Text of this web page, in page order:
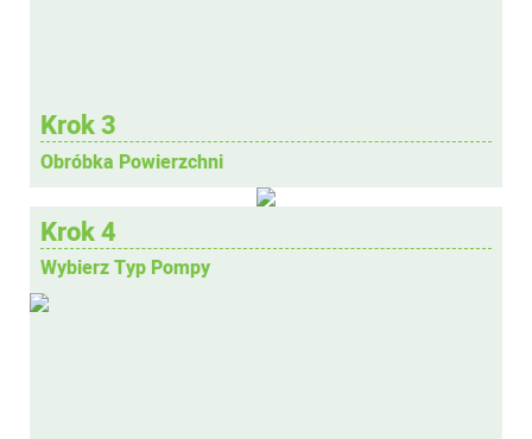
Krok 3
Obróbka Powierzchni
Krok 4
Wybierz Typ Pompy